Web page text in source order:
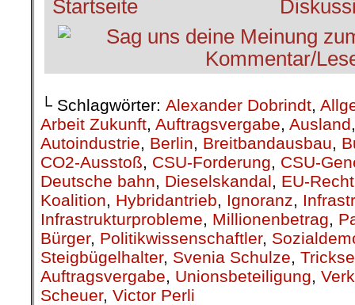
└ Schlagwörter: Alexander Dobrindt,
Arbeit Zukunft, Auftragsvergabe, Ausland
Autoindustrie, Berlin, Breitbandausbau,
CO2-Ausstoß, CSU-Forderung, CSU-
Deutsche bahn, Dieselskandal, EU-Recht
Koalition, Hybridantrieb, Ignoranz,
Infrastrukturprobleme, Millionenbetrag,
Bürger, Politikwissenschaftler,
Steigbügelhalter, Svenia Schulze,
Auftragsvergabe, Unionsbeteiligung,
Scheuer, Victor Perli